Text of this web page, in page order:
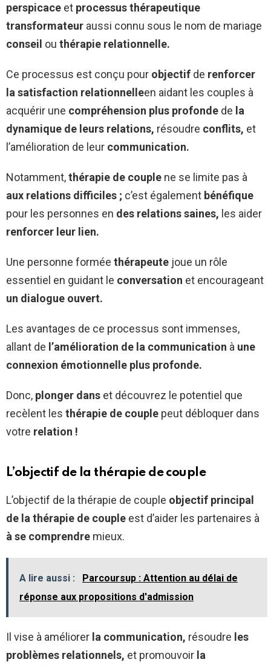
perspicace et processus thérapeutique
transformateur aussi connu sous le nom de mariage
conseil ou thérapie relationnelle.
Ce processus est conçu pour objectif de renforcer
la satisfaction relationnelleen aidant les couples à
acquérir une compréhension plus profonde de la
dynamique de leurs relations, résoudre conflits, et
l’amélioration de leur communication.
Notamment,thérapie de couple ne se limite pas à
aux relations difficiles ; c’est également bénéfique
pour les personnes en des relations saines, les aider
renforcer leur lien.
Une personne formée thérapeute joue un rôle
essentiel en guidant le conversation et encourageant
un dialogue ouvert.
Les avantages de ce processus sont immenses,
allant de l’amélioration de la communication à une
connexion émotionnelle plus profonde.
Donc, plonger dans et découvrez le potentiel que
recèlent les thérapie de couple peut débloquer dans
votre relation !
L’objectif de la thérapie de couple
L’objectif de la thérapie de couple objectif principal
de la thérapie de couple est d’aider les partenaires à
à se comprendre mieux.
A lire aussi :
Parcoursup : Attention au délai de
réponse aux propositions d'admission
Il vise à améliorer la communication, résoudre les
problèmes relationnels, et promouvoir la